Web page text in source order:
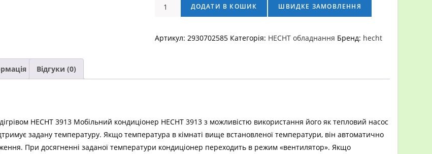
Мобільний
кондиціонер
підігрівом
кількість
ДОДАТИ В КОШИК ШВИДКЕ ЗАМОВЛЕННЯ
Артикул: 2930702585 Категорія: HECHT обладнання Бренд: hecht
Відгуки (0)
HECHT 3913 Мобільний кондиціонер HECHT 3913 з можливістю використання його як тепловий насос
задану температуру. Якщо температура в кімнаті вище встановленої температури, він автоматично
При досягненні заданої температури кондиціонер переходить в режим «вентилятор». Якщо